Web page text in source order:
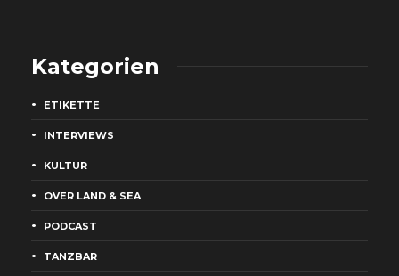
Kategorien
ETIKETTE
INTERVIEWS
KULTUR
OVER LAND & SEA
PODCAST
TANZBAR